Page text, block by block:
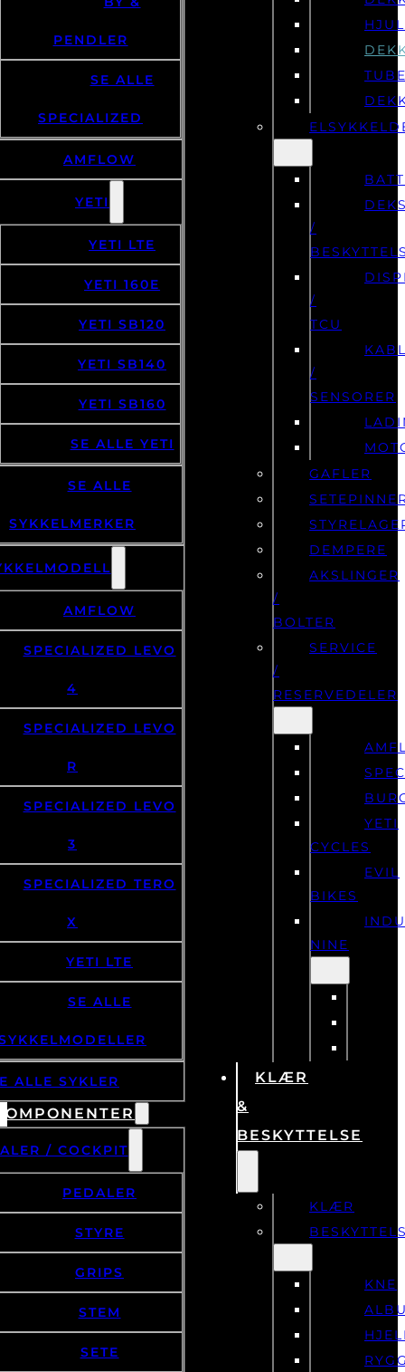
PENDLER
SE ALLE
SPECIALIZED
AMFLOW
YETI
YETI LTE
YETI 160E
YETI SB120
YETI SB140
YETI SB160
SE ALLE YETI
SE ALLE
SYKKELMERKER
AMFLOW
SPECIALIZED LEVO
4
SPECIALIZED LEVO
R
SPECIALIZED LEVO
3
SPECIALIZED TERO
X
YETI LTE
SE ALLE
ALLE SYKLER
/ COCKPIT
PEDALER
STYRE
GRIPS
STEM
SETE
HJUL
/
/
TCU
/
SENSORER
GAFLER
DEMPERE
AKSLINGER
/
BOLTER
SERVICE
/
RESERVEDELER
YETI
CYCLES
EVIL
BIKES
NINE
KLÆR
&
BESKYTTELSE
KLÆR
KNE